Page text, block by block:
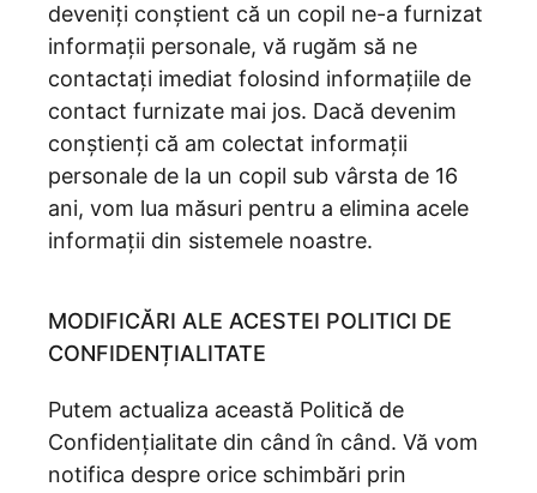
deveniți conștient că un copil ne-a furnizat
informații personale, vă rugăm să ne
contactați imediat folosind informațiile de
contact furnizate mai jos. Dacă devenim
conștienți că am colectat informații
personale de la un copil sub vârsta de 16
ani, vom lua măsuri pentru a elimina acele
informații din sistemele noastre.
MODIFICĂRI ALE ACESTEI POLITICI DE
CONFIDENȚIALITATE
Putem actualiza această Politică de
Confidențialitate din când în când. Vă vom
notifica despre orice schimbări prin